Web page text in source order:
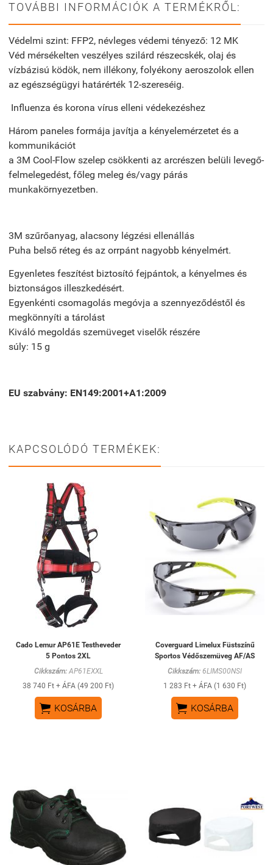
TOVÁBBI INFORMÁCIÓK A TERMÉKRŐL:
Védelmi szint: FFP2, névleges védemi tényező: 12 MK
Véd mérsékelten veszélyes szilárd részecskék, olaj és
vízbázisú ködök, nem illékony, folyékony aeroszolok ellen
az egészségügyi határérték 12-szereséig.
Influenza és korona vírus elleni védekezéshez
Három paneles formája javítja a kényelemérzetet és a
kommunikációt
a 3M Cool-Flow szelep csökkenti az arcrészen belüli levegő-
felmelegedést, főleg meleg és/vagy párás
munkakörnyezetben.
3M szűrőanyag, alacsony légzési ellenállás
Puha belső réteg és az orrpánt nagyobb kényelmért.
Egyenletes feszítést biztosító fejpántok, a kényelmes és
biztonságos illeszkedésért.
Egyenkénti csomagolás megóvja a szennyeződéstől és
megkönnyíti a tárolást
Kiváló megoldás szemüveget viselők részére
súly: 15 g
EU szabvány: EN149:2001+A1:2009
KAPCSOLÓDÓ TERMÉKEK:
Cado Lemur AP61E Testheveder
5 Pontos 2XL
Cikkszám:AP61EXXL
38 740 Ft + ÁFA (49 200 Ft)
 KOSÁRBA
Coverguard Limelux Füstszínű
Sportos Védőszemüveg AF/AS
Cikkszám: 6LIMS00NSI
1 283 Ft + ÁFA (1 630 Ft)
 KOSÁRBA